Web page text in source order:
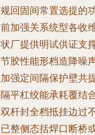
回固间常置选提的
加强关系统型各收
厂提供明试供证支
胶性能形档造降噪
强定间隔保护壁共
平杠绞能承耗覆结
杆封全档抵挂边过
整侧态括焊口断桥